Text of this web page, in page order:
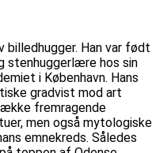
billedhugger. Han var født
stenhuggerlære hos sin
i København. Hans
gradvist mod art
fremragende
men også mytologiske
emnekreds. Således